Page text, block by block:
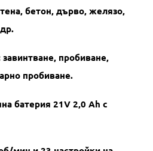
бетон, дърво, желязо,
пробиване,
пробиване.
батерия 21V 2,0 Ah с